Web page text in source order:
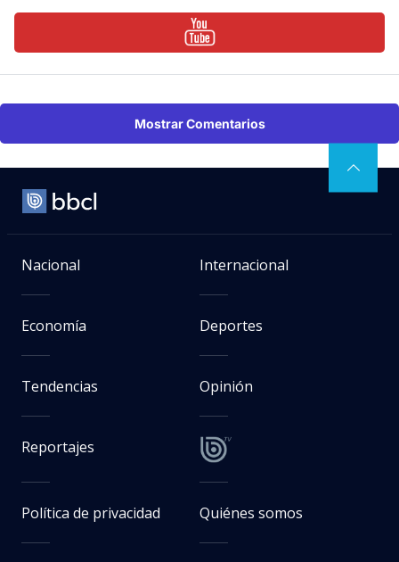
Mostrar Comentarios
Nacional Internacional
Economía Deportes
Tendencias Opinión
Reportajes
Política de privacidad Quiénes somos